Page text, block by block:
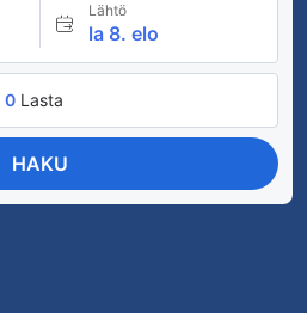
Lähtö
la 8. elo
0 Lasta
HAKU